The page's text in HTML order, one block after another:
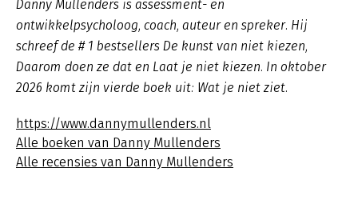
Danny Mullenders is assessment- en
ontwikkelpsycholoog, coach, auteur en spreker. Hij
schreef de # 1 bestsellers De kunst van niet kiezen,
Daarom doen ze dat en Laat je niet kiezen. In oktober
2026 komt zijn vierde boek uit: Wat je niet ziet.
https://www.dannymullenders.nl
Alle boeken van Danny Mullenders
Alle recensies van Danny Mullenders